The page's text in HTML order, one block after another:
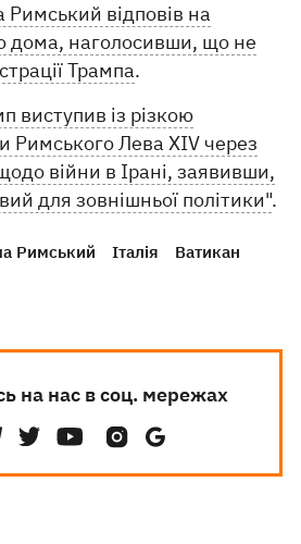
Римський відповів на
дома, наголосивши, що не
Трампа.
виступив із різкою
Римського Лева XIV через
війни в Ірані, заявивши,
для зовнішньої політики".
Римський Італія
Ватикан
на нас в соц. мережах